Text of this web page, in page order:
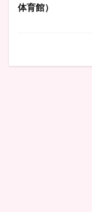
体育館）